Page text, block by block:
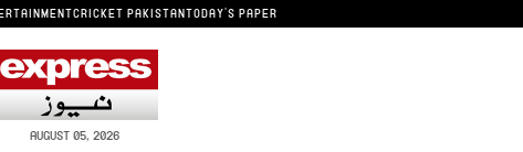
CRICKET PAKISTANTODAY'S PAPER
AUGUST 05, 2026